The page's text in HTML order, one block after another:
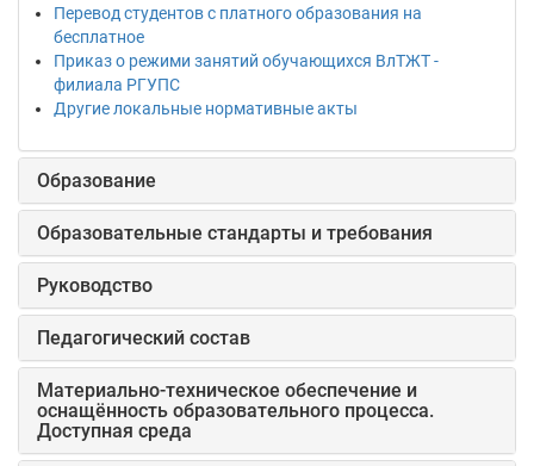
Перевод студентов с платного образования на
бесплатное
Приказ о режими занятий обучающихся ВлТЖТ -
филиала РГУПС
Другие локальные нормативные акты
Образование
Образовательные стандарты и требования
Руководство
Педагогический состав
Материально-техническое обеспечение и
оснащённость образовательного процесса.
Доступная среда